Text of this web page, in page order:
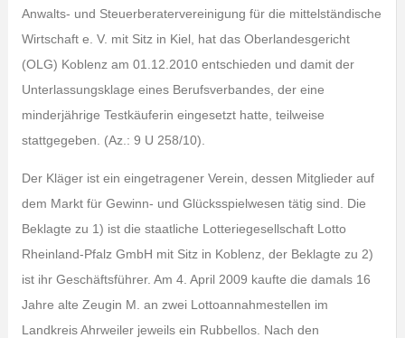
Anwalts- und Steuerberatervereinigung für die mittelständische
Wirtschaft e. V. mit Sitz in Kiel, hat das Oberlandesgericht
(OLG) Koblenz am 01.12.2010 entschieden und damit der
Unterlassungsklage eines Berufsverbandes, der eine
minderjährige Testkäuferin eingesetzt hatte, teilweise
stattgegeben. (Az.: 9 U 258/10).
Der Kläger ist ein eingetragener Verein, dessen Mitglieder auf
dem Markt für Gewinn- und Glücksspielwesen tätig sind. Die
Beklagte zu 1) ist die staatliche Lotteriegesellschaft Lotto
Rheinland-Pfalz GmbH mit Sitz in Koblenz, der Beklagte zu 2)
ist ihr Geschäftsführer. Am 4. April 2009 kaufte die damals 16
Jahre alte Zeugin M. an zwei Lottoannahmestellen im
Landkreis Ahrweiler jeweils ein Rubbellos. Nach den